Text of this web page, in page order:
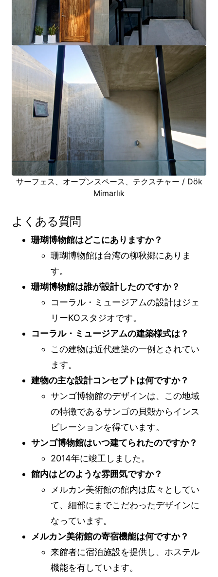
サーフェス、オープンスペース、テクスチャー / Dök
Mimarlık
よくある質問
珊瑚博物館はどこにありますか？
珊瑚博物館は台湾の柳秋郷にありま
す。
珊瑚博物館は誰が設計したのですか？
コーラル・ミュージアムの設計はジェ
リーKOスタジオです。
コーラル・ミュージアムの建築様式は？
この建物は近代建築の一例とされてい
ます。
建物の主な設計コンセプトは何ですか？
サンゴ博物館のデザインは、この地域
の特徴であるサンゴの貝殻からインス
ピレーションを得ています。
サンゴ博物館はいつ建てられたのですか？
2014年に竣工しました。
館内はどのような雰囲気ですか？
メルカン美術館の館内は広々としてい
て、細部にまでこだわったデザインに
なっています。
メルカン美術館の寄宿機能は何ですか？
来館者に宿泊施設を提供し、ホステル
機能を有しています。